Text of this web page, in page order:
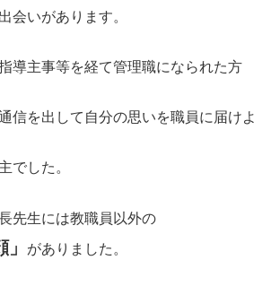
会いがあります。
導主事等を経て管理職になられた方
信を出して自分の思いを職員に届けよ
でした。
先生には教職員以外の
がありました。